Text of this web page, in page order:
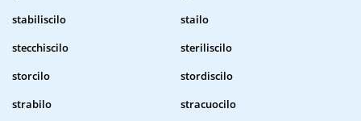
stabiliscilo
stailo
stecchiscilo
steriliscilo
storcilo
stordiscilo
strabilo
stracuocilo